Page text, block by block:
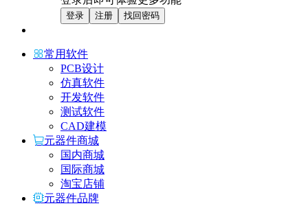
登录 注册 找回密码
常用软件
PCB设计
仿真软件
开发软件
测试软件
CAD建模
元器件商城
国内商城
国际商城
淘宝店铺
元器件品牌